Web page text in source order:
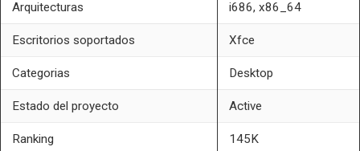
Arquitecturas i686, x86_64
Escritorios soportados Xfce
Categorias Desktop
Estado del proyecto Active
Ranking 145K